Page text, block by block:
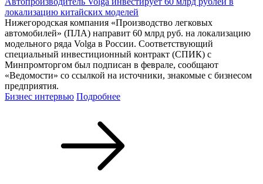
локализацию китайских моделей
Нижегородская компания «Производство легковых
автомобилей» (ПЛА) направит 60 млрд руб. на локализацию
модельного ряда Volga в России. Соответствующий
специальный инвестиционный контракт (СПИК) с
Минпромторгом был подписан в феврале, сообщают
«Ведомости» со ссылкой на источники, знакомые с бизнесом
предприятия.
Бизнес интервью Подробнее